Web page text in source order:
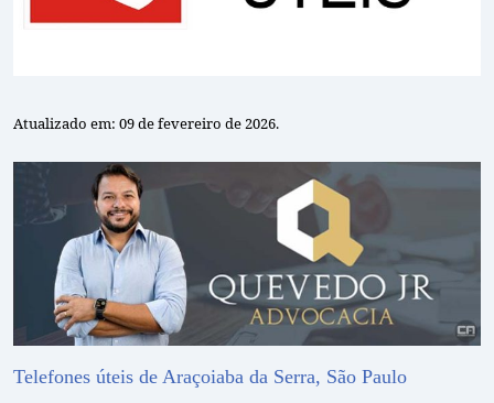
Atualizado em: 09 de fevereiro de 2026.
Telefones úteis de Araçoiaba da Serra, São Paulo